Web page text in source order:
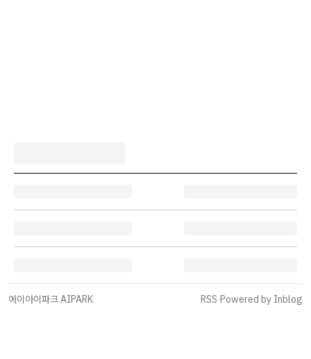
에이아이파크 AIPARK RSS·Powered by Inblog